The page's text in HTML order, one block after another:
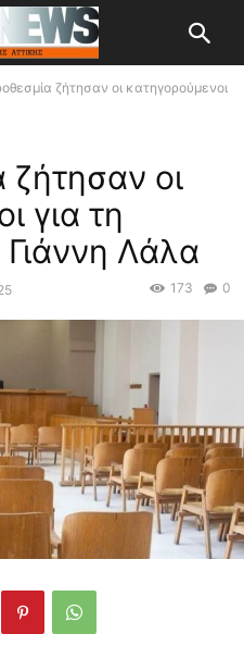
ζήτησαν οι κατηγορούμενοι
οι
για τη
Λάλα
0
173